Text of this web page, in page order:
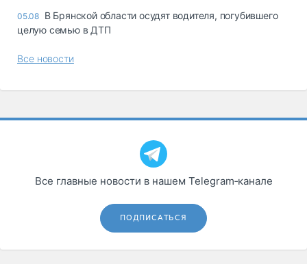
05.08 В Брянской области осудят водителя, погубившего
целую семью в ДТП
Все новости
Все главные новости в нашем Telegram‑канале
ПОДПИСАТЬСЯ